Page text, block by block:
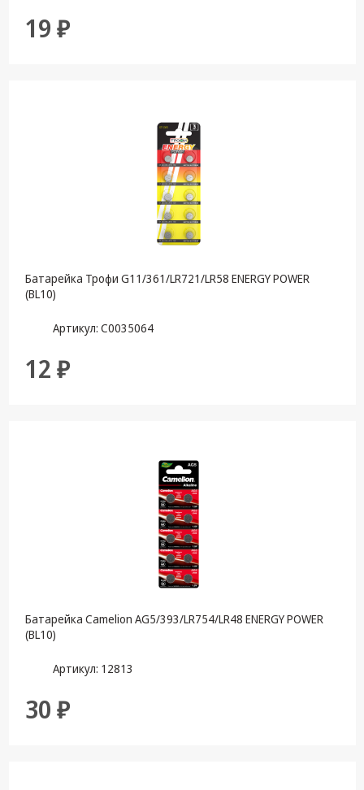
19 ₽
Батарейка Трофи G11/361/LR721/LR58 ENERGY POWER
(BL10)
Артикул: C0035064
12 ₽
Батарейка Camelion AG5/393/LR754/LR48 ENERGY POWER
(BL10)
Артикул: 12813
30 ₽